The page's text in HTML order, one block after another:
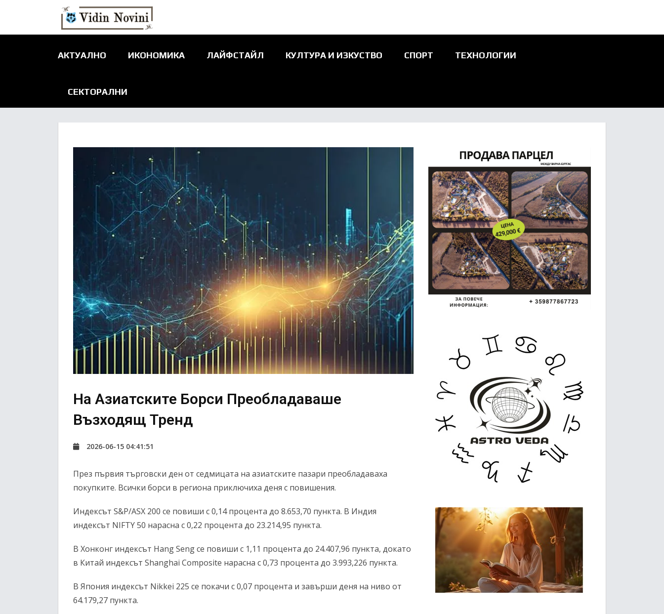
АКТУАЛНО ИКОНОМИКА ЛАЙФСТАЙЛ КУЛТУРА И ИЗКУСТВО СПОРТ ТЕХНОЛОГИИ
СЕКТОРАЛНИ
На Азиатските Борси Преобладаваше
Възходящ Тренд
2026-06-15 04:41:51
През първия търговски ден от седмицата на азиатските пазари преобладаваха
покупките. Всички борси в региона приключиха деня с повишения.
Индексът S&P/ASX 200 се повиши с 0,14 процента до 8.653,70 пункта. В Индия
индексът NIFTY 50 нарасна с 0,22 процента до 23.214,95 пункта.
В Хонконг индексът Hang Seng се повиши с 1,11 процента до 24.407,96 пункта, докато
в Китай индексът Shanghai Composite нарасна с 0,73 процента до 3.993,226 пункта.
В Япония индексът Nikkei 225 се покачи с 0,07 процента и завърши деня на ниво от
64.179,27 пункта.